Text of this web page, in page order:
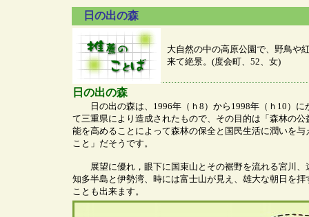
日の出の森
日の出の森は、1996年（ｈ8）から1998年（ｈ10）に
て三重県により造成されたもので、その目的は「森林の公
能を高めることによって森林の保全と国民生活に潤いを与
こと」だそうです。
展望に優れ，眼下に国束山とその裾野を流れる宮川、
知多半島と伊勢湾、時には富士山が見え、雄大な朝日を拝
ことも出来ます。
日の出の森
大自然の中の高原公園で、野鳥や
来て絶景。(度会町、52、女)